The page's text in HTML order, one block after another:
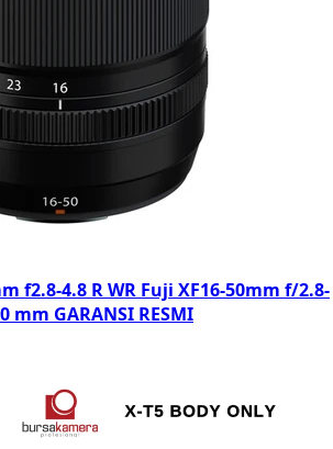
f2.8-4.8 R WR Fuji XF16-50mm f/2.8-
mm GARANSI RESMI